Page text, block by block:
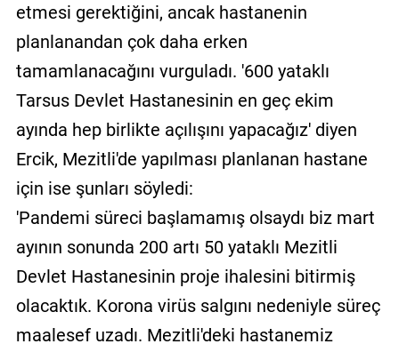
etmesi gerektiğini, ancak hastanenin
planlanandan çok daha erken
tamamlanacağını vurguladı. '600 yataklı
Tarsus Devlet Hastanesinin en geç ekim
ayında hep birlikte açılışını yapacağız' diyen
Ercik, Mezitli'de yapılması planlanan hastane
için ise şunları söyledi:
'Pandemi süreci başlamamış olsaydı biz mart
ayının sonunda 200 artı 50 yataklı Mezitli
Devlet Hastanesinin proje ihalesini bitirmiş
olacaktık. Korona virüs salgını nedeniyle süreç
maalesef uzadı. Mezitli'deki hastanemiz